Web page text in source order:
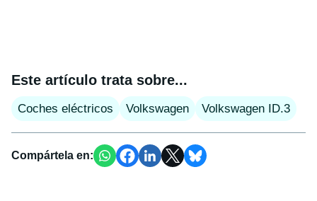
Este artículo trata sobre...
Coches eléctricos Volkswagen Volkswagen ID.3
Compártela en: